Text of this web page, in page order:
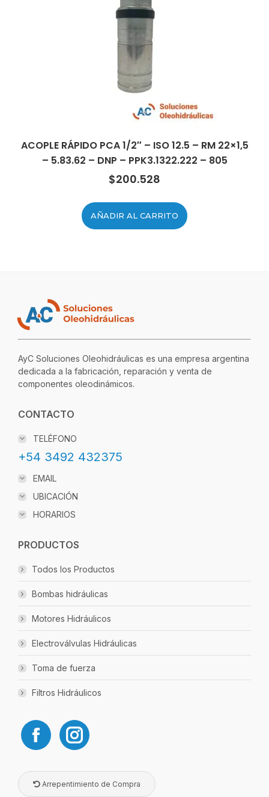
ACOPLE RÁPIDO PCA 1/2″ – ISO 12.5 – RM 22×1,5
– 5.83.62 – DNP – PPK3.1322.222 – 805
$200.528
AÑADIR AL CARRITO
AyC Soluciones Oleohidráulicas es una empresa argentina
dedicada a la fabricación, reparación y venta de
componentes oleodinámicos.
CONTACTO
TELÉFONO
+54 3492 432375
EMAIL
UBICACIÓN
HORARIOS
PRODUCTOS
Todos los Productos
Bombas hidráulicas
Motores Hidráulicos
Electroválvulas Hidráulicas
Toma de fuerza
Filtros Hidráulicos
Arrepentimiento de Compra